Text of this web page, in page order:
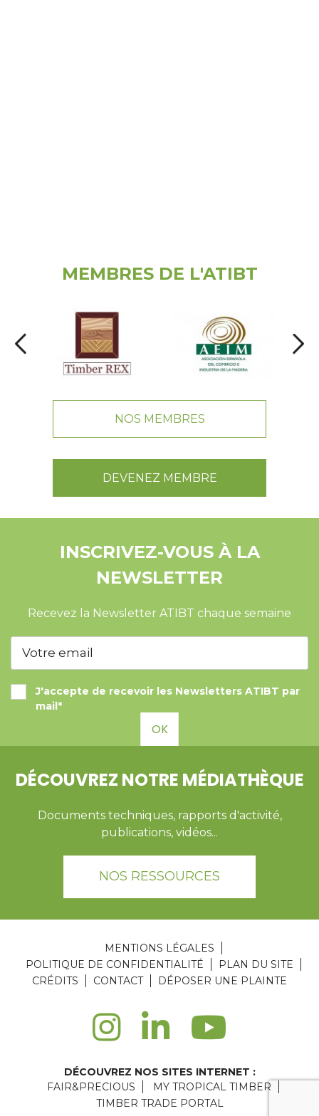
MEMBRES DE L'ATIBT
NOS MEMBRES
DEVENEZ MEMBRE
INSCRIVEZ-VOUS À LA
NEWSLETTER
Recevez la Newsletter ATIBT chaque semaine
J'accepte de recevoir les Newsletters ATIBT par
mail*
OK
DÉCOUVREZ NOTRE MÉDIATHÈQUE
Documents techniques, rapports d'activité,
publications, vidéos...
NOS RESSOURCES
MENTIONS LÉGALES
POLITIQUE DE CONFIDENTIALITÉ
PLAN DU SITE
CRÉDITS
CONTACT DÉPOSER UNE PLAINTE
DÉCOUVREZ NOS SITES INTERNET :
FAIR&PRECIOUS
MY TROPICAL TIMBER
TIMBER TRADE PORTAL